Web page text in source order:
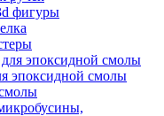
фигуры
эпоксидной смолы
эпоксидной смолы